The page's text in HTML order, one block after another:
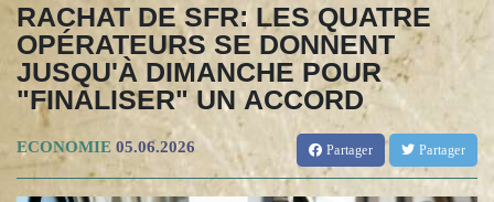
RACHAT DE SFR: LES QUATRE
OPÉRATEURS SE DONNENT
JUSQU'À DIMANCHE POUR
"FINALISER" UN ACCORD
ECONOMIE 05.06.2026 Partager Partager